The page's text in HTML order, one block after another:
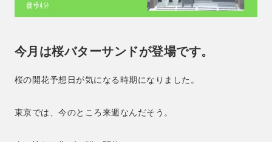
今月は桜バターサンドが登場です。
桜の開花予想日が気になる時期になりました。
東京では、今のところ来週なんだそう。